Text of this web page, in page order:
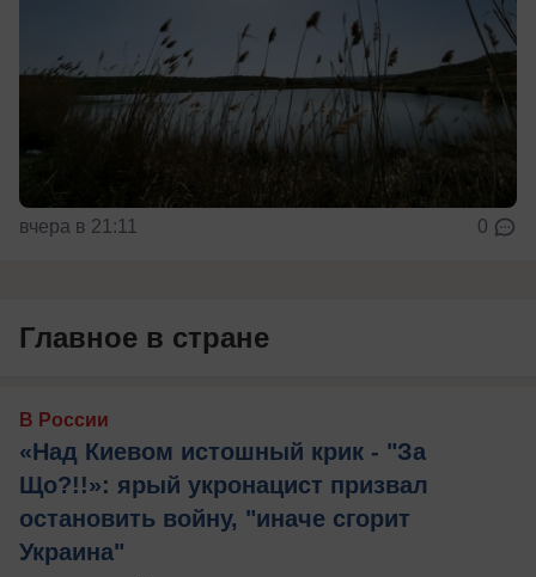
вчера в 21:11 0
Главное в стране
В России
«Над Киевом истошный крик - "За
Що?!!»: ярый укронацист призвал
остановить войну, "иначе сгорит
Украина"